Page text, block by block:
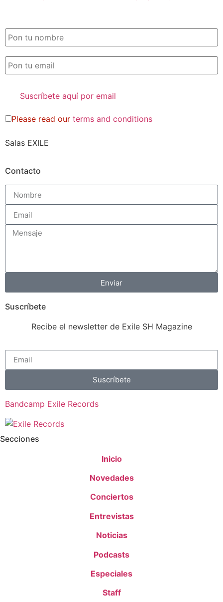
Please read our terms and conditions
Salas EXILE
Contacto
Enviar
Suscríbete
Recibe el newsletter de Exile SH Magazine
Suscríbete
Bandcamp Exile Records
Secciones
Inicio
Novedades
Conciertos
Entrevistas
Noticias
Podcasts
Especiales
Staff